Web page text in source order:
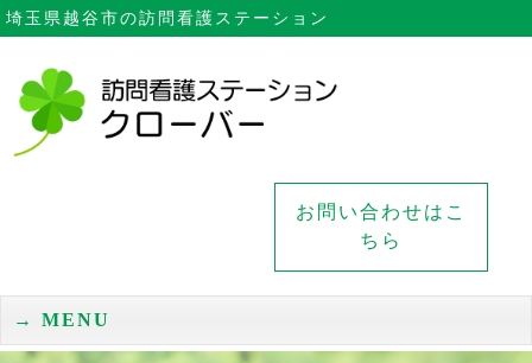
埼玉県越谷市の訪問看護ステーション
お問い合わせはこ
ちら
MENU